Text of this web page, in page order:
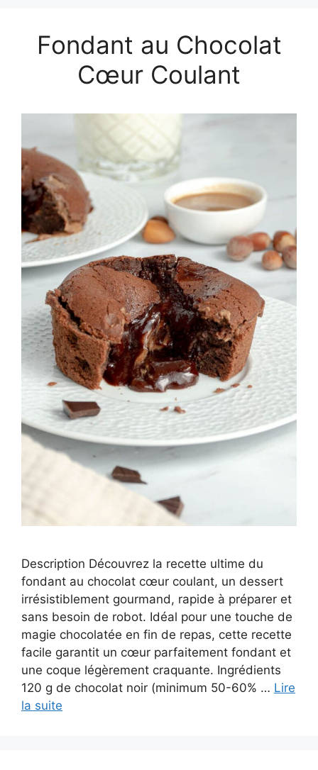
Fondant au Chocolat
Cœur Coulant
Description Découvrez la recette ultime du
fondant au chocolat cœur coulant, un dessert
irrésistiblement gourmand, rapide à préparer et
sans besoin de robot. Idéal pour une touche de
magie chocolatée en fin de repas, cette recette
facile garantit un cœur parfaitement fondant et
une coque légèrement craquante. Ingrédients
120 g de chocolat noir (minimum 50-60% … Lire
la suite